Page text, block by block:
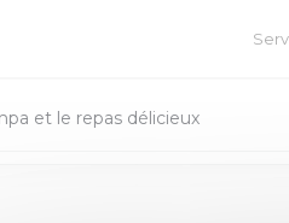
et le repas délicieux